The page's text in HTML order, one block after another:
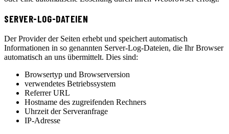
SERVER-LOG-DATEIEN
Der Provider der Seiten erhebt und speichert automatisch
Informationen in so genannten Server-Log-Dateien, die Ihr Browser
automatisch an uns übermittelt. Dies sind:
Browsertyp und Browserversion
verwendetes Betriebssystem
Referrer URL
Hostname des zugreifenden Rechners
Uhrzeit der Serveranfrage
IP-Adresse